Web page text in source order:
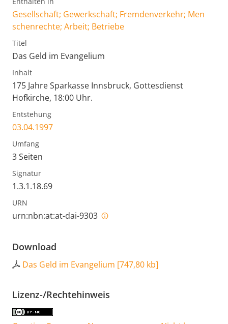
Gesellschaft; Gewerkschaft; Fremdenverkehr; Men
schenrechte; Arbeit; Betriebe
Titel
Das Geld im Evangelium
Inhalt
175 Jahre Sparkasse Innsbruck, Gottesdienst
Hofkirche, 18:00 Uhr.
Entstehung
03.04.1997
Umfang
3 Seiten
Signatur
1.3.1.18.69
URN
urn:nbn:at:at-dai-9303
Download
Das Geld im Evangelium [747,80 kb]
Lizenz-/Rechtehinweis